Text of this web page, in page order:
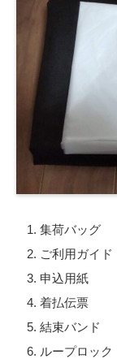
集荷バッグ
ご利用ガイド
申込用紙
着払伝票
結束バンド
ループロック